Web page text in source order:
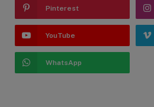
Pinterest
YouTube
WhatsApp